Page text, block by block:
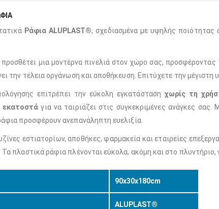
Ράφια ALUPLAST®, σχεδιασμένα με υψηλής ποιότητας
μια μοντέρνα πινελιά στον χώρο σας,
την τέλεια οργάνωση και αποθήκευση. Επιτύχετε την μέγιστη
επιτρέπει την εύκολη εγκατάσταση χωρίς τη
εκατοστά για να ταιριάζει στις συγκεκριμένες ανάγκες
προσφέρουν ανεπανάληπτη ευελιξία.
εστιατορίων, αποθήκες, φαρμακεία και εταιρείες
πλαστικά ράφια πλένονται εύκολα, ακόμη και στο πλυντήριο,
90x30x180cm
ALUPLAST®